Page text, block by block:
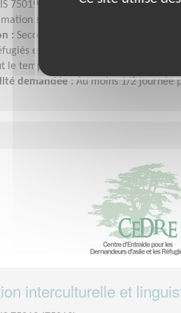
75019 (75019)
sportive
: Secours Catholique - Centre
et Exilés (CEDRE)
le temps
demandée : Au moins 1/2 journée
interculturelle et